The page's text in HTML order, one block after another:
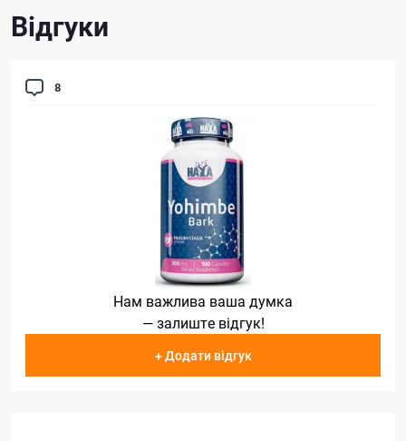
Відгуки
8
Нам важлива ваша думка
— залиште відгук!
+ Додати відгук